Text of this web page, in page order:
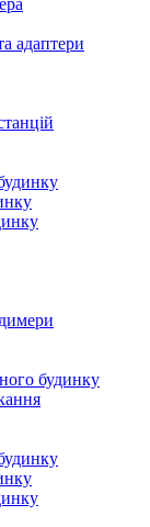
адаптери
будинку